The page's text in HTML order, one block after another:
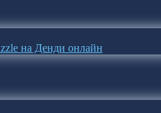
на Денди онлайн